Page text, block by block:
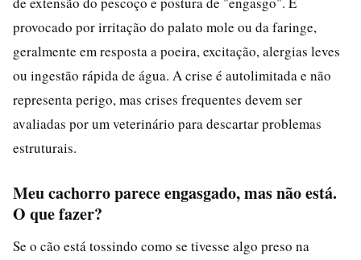
provocado por irritação do palato mole ou da faringe,
geralmente em resposta a poeira, excitação, alergias leves
ou ingestão rápida de água. A crise é autolimitada e não
representa perigo, mas crises frequentes devem ser
avaliadas por um veterinário para descartar problemas
estruturais.
Meu cachorro parece engasgado, mas não está.
O que fazer?
Se o cão está tossindo como se tivesse algo preso na